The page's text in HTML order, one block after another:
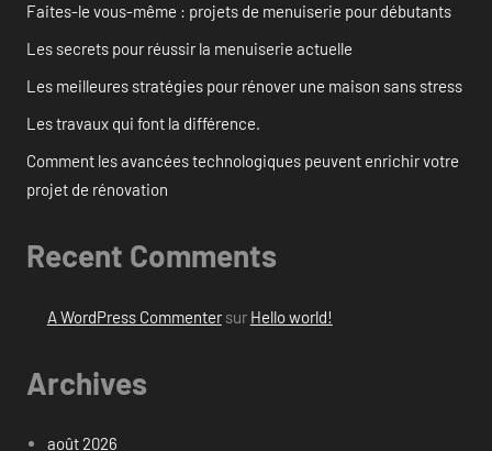
Faites-le vous-même : projets de menuiserie pour débutants
Les secrets pour réussir la menuiserie actuelle
Les meilleures stratégies pour rénover une maison sans stress
Les travaux qui font la différence.
Comment les avancées technologiques peuvent enrichir votre
projet de rénovation
Recent Comments
A WordPress Commentersur Hello world!
Archives
août 2026